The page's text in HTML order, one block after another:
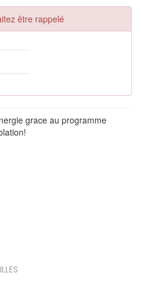
être rappelé
grace au programme